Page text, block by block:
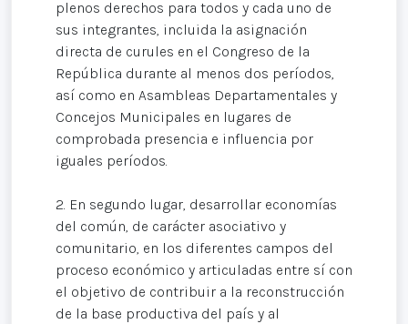
plenos derechos para todos y cada uno de
sus integrantes, incluida la asignación
directa de curules en el Congreso de la
República durante al menos dos períodos,
así como en Asambleas Departamentales y
Concejos Municipales en lugares de
comprobada presencia e influencia por
iguales períodos.
2. En segundo lugar, desarrollar economías
del común, de carácter asociativo y
comunitario, en los diferentes campos del
proceso económico y articuladas entre sí con
el objetivo de contribuir a la reconstrucción
de la base productiva del país y al